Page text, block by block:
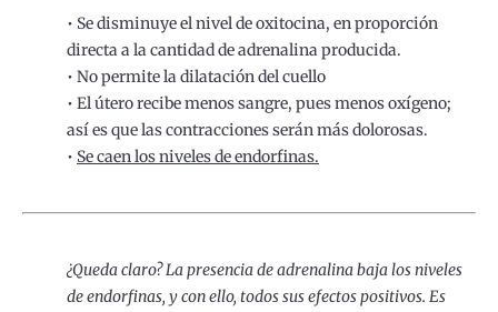
• Se disminuye el nivel de oxitocina, en proporción
directa a la cantidad de adrenalina producida.
• No permite la dilatación del cuello
• El útero recibe menos sangre, pues menos oxígeno;
así es que las contracciones serán más dolorosas.
• Se caen los niveles de endorfinas.
¿Queda claro? La presencia de adrenalina baja los niveles
de endorfinas, y con ello, todos sus efectos positivos. Es